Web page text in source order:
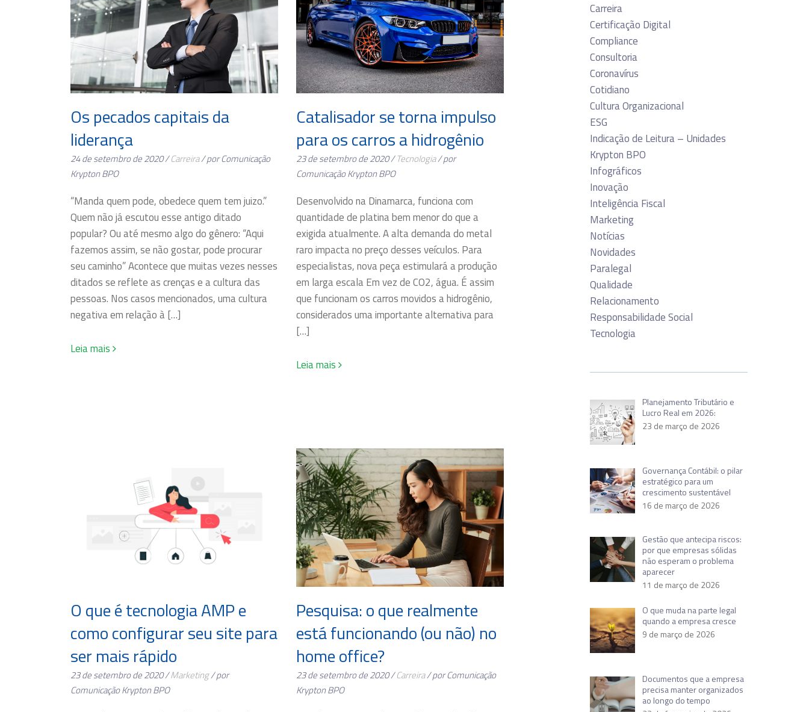
Os pecados capitais da
liderança
24 de setembro de 2020 /Carreira/ por Comunicação
Krypton BPO
“Manda quem pode, obedece quem tem juizo.”
Quem não já escutou esse antigo ditado
popular? Ou até mesmo algo do gênero: “Aqui
fazemos assim, se não gostar, pode procurar
seu caminho” Acontece que muitas vezes nesses
ditados se reflete as crenças e a cultura das
pessoas. Nos casos mencionados, uma cultura
negativa em relação à […]
Leia mais
Catalisador se torna impulso
para os carros a hidrogênio
23 de setembro de 2020 /Tecnologia/ por
Comunicação Krypton BPO
Desenvolvido na Dinamarca, funciona com
quantidade de platina bem menor do que a
exigida atualmente. A alta demanda do metal
raro impacta no preço desses veículos. Para
especialistas, nova peça estimulará a produção
em larga escala Em vez de CO2, água. É assim
que funcionam os carros movidos a hidrogênio,
considerados uma importante alternativa para
[…]
Leia mais
O que é tecnologia AMP e
como configurar seu site para
ser mais rápido
23 de setembro de 2020 /Marketing/ por
Comunicação Krypton BPO
Pesquisa: o que realmente
está funcionando (ou não) no
home office?
23 de setembro de 2020 /Carreira/ por Comunicação
Krypton BPO
Carreira
Certificação Digital
Compliance
Consultoria
Coronavírus
Cotidiano
Cultura Organizacional
ESG
Indicação de Leitura – Unidades
Krypton BPO
Infográficos
Inovação
Inteligência Fiscal
Marketing
Notícias
Novidades
Paralegal
Qualidade
Relacionamento
Responsabilidade Social
Tecnologia
Planejamento Tributário e
Lucro Real em 2026:
23 de março de 2026
Governança Contábil: o pilar
estratégico para um
crescimento sustentável
16 de março de 2026
Gestão que antecipa riscos:
por que empresas sólidas
não esperam o problema
aparecer
11 de março de 2026
O que muda na parte legal
quando a empresa cresce
9 de março de 2026
Documentos que a empresa
precisa manter organizados
ao longo do tempo